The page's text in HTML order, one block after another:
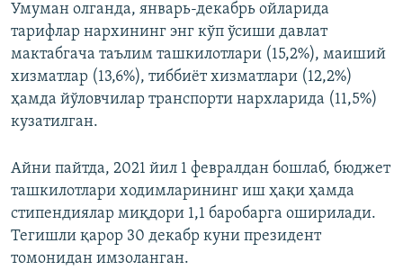
Умуман олганда, январь-декабрь ойларида
тарифлар нархининг энг кўп ўсиши давлат
мактабгача таълим ташкилотлари (15,2%), маиший
хизматлар (13,6%), тиббиёт хизматлари (12,2%)
ҳамда йўловчилар транспорти нархларида (11,5%)
кузатилган.
Айни пайтда, 2021 йил 1 февралдан бошлаб, бюджет
ташкилотлари ходимларининг иш ҳақи ҳамда
стипендиялар миқдори 1,1 баробарга оширилади.
Тегишли қарор 30 декабр куни президент
томонидан имзоланган.